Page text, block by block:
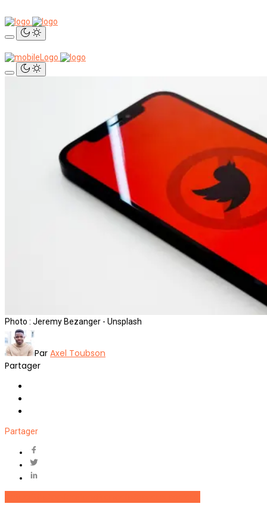
Photo : Jeremy Bezanger - Unsplash
Par Axel Toubson
Partager
Partager